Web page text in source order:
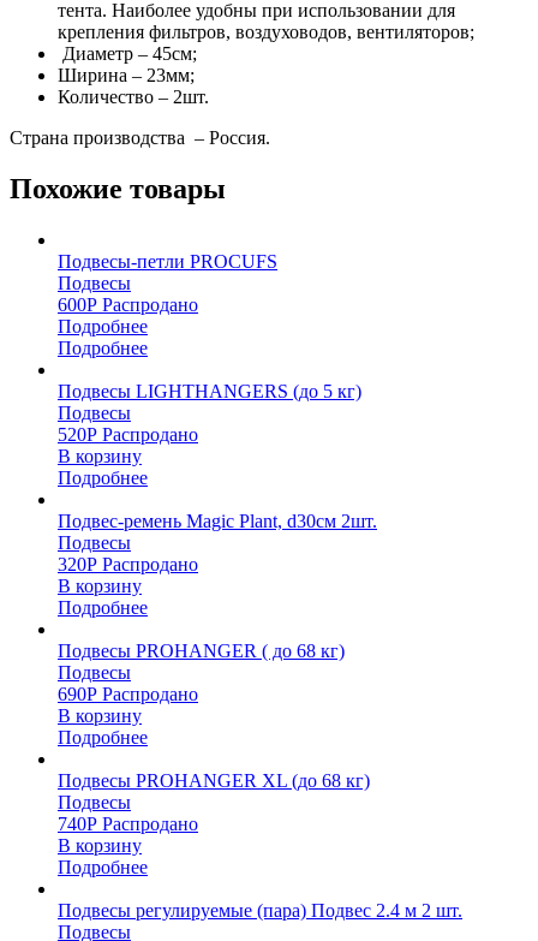
тента. Наиболее удобны при использовании для
крепления фильтров, воздуховодов, вентиляторов;
Диаметр – 45см;
Ширина – 23мм;
Количество – 2шт.
Страна производства – Россия.
Похожие товары
Подвесы-петли PROCUFS
Подвесы
600Р Распродано
Подробнее
Подробнее
Подвесы LIGHTHANGERS (до 5 кг)
Подвесы
520Р Распродано
В корзину
Подробнее
Подвес-ремень Magic Plant, d30см 2шт.
Подвесы
320Р Распродано
В корзину
Подробнее
Подвесы PROHANGER ( до 68 кг)
Подвесы
690Р Распродано
В корзину
Подробнее
Подвесы PROHANGER XL (до 68 кг)
Подвесы
740Р Распродано
В корзину
Подробнее
Подвесы регулируемые (пара) Подвес 2.4 м 2 шт.
Подвесы